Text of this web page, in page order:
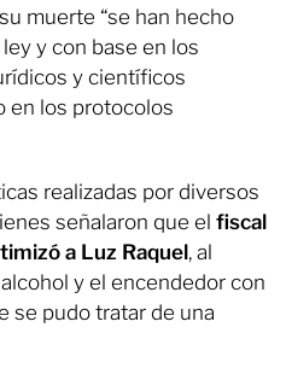
muerte “se han hecho
y con base en los
y científicos
en los protocolos
realizadas por diversos
señalaron que el fiscal
a Luz Raquel, al
y el encendedor con
se pudo tratar de una